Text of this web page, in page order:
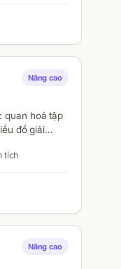
Nâng cao
quan hoá tập
đồ giải
tích
Nâng cao